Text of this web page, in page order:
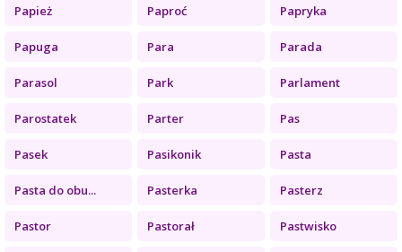
Papież Paproć Papryka
Papuga Para Parada
Parasol Park Parlament
Parostatek Parter Pas
Pasek Pasikonik Pasta
Pasta do obu... Pasterka Pasterz
Pastor Pastorał Pastwisko